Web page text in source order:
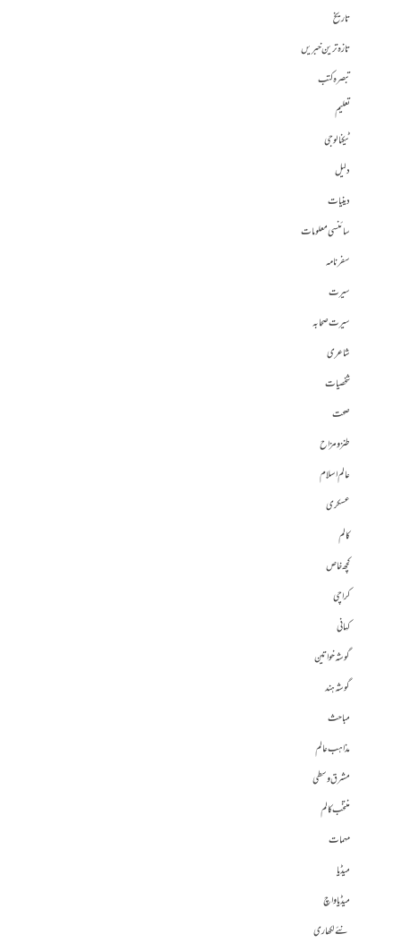
تاریخ
تازہ ترین خبریں
تبصرہ کتب
تعلیم
ٹیکنالوجی
دلیل
دینیات
سائنسی معلومات
سفرنامہ
سیرت
سیرت صحابہ
شاعری
شخصیات
صحت
طنز و مزاح
عالم اسلام
عسکری
کالم
کچھ خاص
کراچی
کہانی
گوشہ خواتین
گوشہ ہند
مباحث
مذاہب عالم
مشرق وسطی
منتخب کالم
مہمات
میڈیا
میڈیا واچ
نئے لکھاری